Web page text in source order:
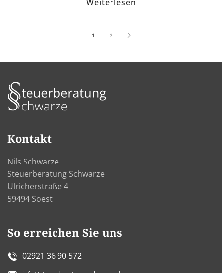
Weiterlesen
1 2
Kontakt
Nils Schwarze
Steuerberatung Schwarze
Ulricherstraße 4
59494 Soest
So erreichen Sie uns
02921 36 90 572